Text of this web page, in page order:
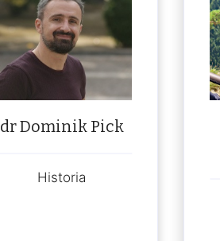
dr Dominik Pick
Historia